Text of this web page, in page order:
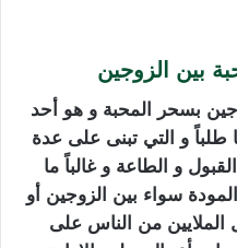
بين الزوجين
بسحر المحبة و هو أحد
طلباً و التي تبنى على عدة
و الطاعة و غالباً ما
سواء بين الزوجين أو
الملايين من الناس على